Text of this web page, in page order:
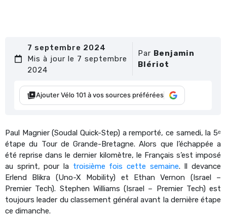
7 septembre 2024
Mis à jour le 7 septembre
2024
Par Benjamin
Blériot
Ajouter Vélo 101 à vos sources préférées
Paul Magnier (Soudal Quick-Step) a remporté, ce samedi, la 5ᵉ
étape du Tour de Grande-Bretagne. Alors que l’échappée a
été reprise dans le dernier kilomètre, le Français s’est imposé
au sprint, pour la troisième fois cette semaine. Il devance
Erlend Blikra (Uno-X Mobility) et Ethan Vernon (Israel –
Premier Tech). Stephen Williams (Israel – Premier Tech) est
toujours leader du classement général avant la dernière étape
ce dimanche.